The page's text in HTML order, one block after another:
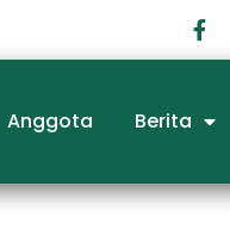
Anggota Berita